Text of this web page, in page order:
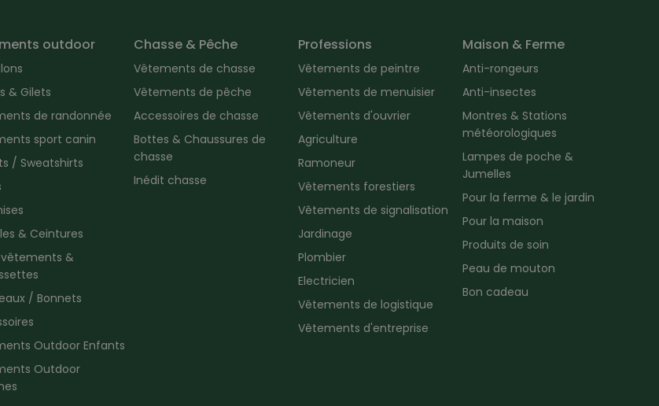
outdoor
& Gilets
de randonnée
sport canin
/ Sweatshirts
& Ceintures
&
/ Bonnets
Outdoor Enfants
Outdoor
Chasse & Pêche
Vêtements de chasse
Vêtements de pêche
Accessoires de chasse
Bottes & Chaussures de
chasse
Inédit chasse
Professions
Vêtements de peintre
Vêtements de menuisier
Vêtements d'ouvrier
Agriculture
Ramoneur
Vêtements forestiers
Vêtements de signalisation
Jardinage
Plombier
Electricien
Vêtements de logistique
Vêtements d'entreprise
Maison & Ferme
Anti-rongeurs
Anti-insectes
Montres & Stations
météorologiques
Lampes de poche &
Jumelles
Pour la ferme & le jardin
Pour la maison
Produits de soin
Peau de mouton
Bon cadeau